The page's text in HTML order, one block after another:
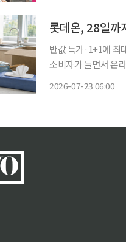
롯데온, 28일까
반값 특가·1+1에 최대 20% 할인 쿠폰 제공
소비자가 늘면서 온
2026-07-23 06:00